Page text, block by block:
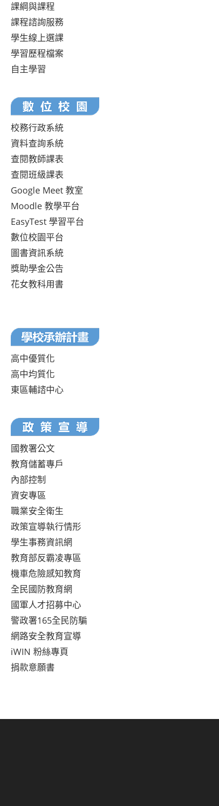
課綱與課程
課程諮詢服務
學生線上選課
學習歷程檔案
自主學習
校務行政系統
資料查詢系統
查閱教師課表
查閱班級課表
Google Meet 教室
Moodle 教學平台
EasyTest 學習平台
數位校園平台
圖書資訊系統
獎助學金公告
花女教科用書
高中優質化
高中均質化
東區輔諮中心
國教署公文
教育儲蓄專戶
內部控制
資安專區
職業安全衛生
政策宣導執行情形
學生事務資訊網
教育部反霸凌專區
機車危險感知教育
全民國防教育網
國軍人才招募中心
警政署165全民防騙
網路安全教育宣導
iWIN 粉絲專頁
捐款意願書